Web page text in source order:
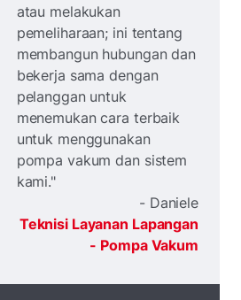
atau melakukan
pemeliharaan; ini tentang
membangun hubungan dan
bekerja sama dengan
pelanggan untuk
menemukan cara terbaik
untuk menggunakan
pompa vakum dan sistem
kami."
- Daniele
Teknisi Layanan Lapangan
- Pompa Vakum